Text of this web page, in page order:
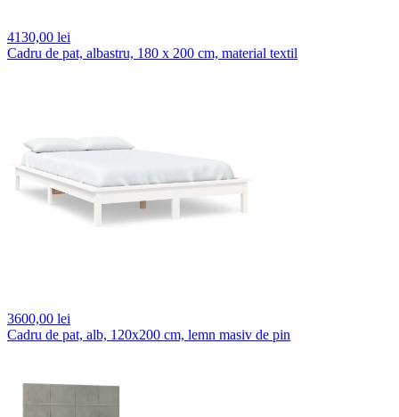
4130,00 lei
Cadru de pat, albastru, 180 x 200 cm, material textil
3600,00 lei
Cadru de pat, alb, 120x200 cm, lemn masiv de pin